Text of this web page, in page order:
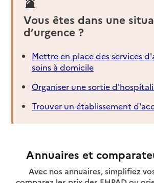
Vous êtes dans une
d’urgence ?
Mettre en place des services
soins à domicile
Organiser une sortie
Trouver un établissement
Annuaires et
Avec nos annuaires, simplifiez